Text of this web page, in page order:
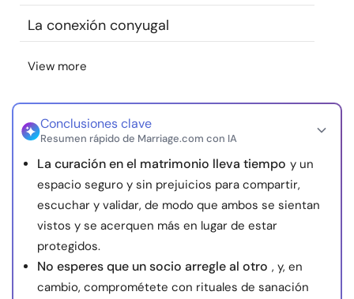
Encuentra un terapeuta
Idioma
Sobre nosotros Contáctanos
nosotros
© Copyright 2026. Todos los derechos reservados.
La conexión conyugal
View more
Conclusiones clave
Resumen rápido de Marriage.com con IA
La curación en el matrimonio lleva tiempo y un
espacio seguro y sin prejuicios para compartir,
escuchar y validar, de modo que ambos se sientan
vistos y se acerquen más en lugar de estar
protegidos.
No esperes que un socio arregle al otro , y, en
cambio, comprométete con rituales de sanación